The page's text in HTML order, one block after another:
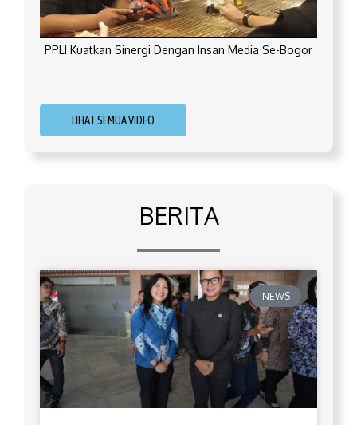
PPLI Kuatkan Sinergi Dengan Insan Media Se-Bogor
LIHAT SEMUA VIDEO
BERITA
NEWS